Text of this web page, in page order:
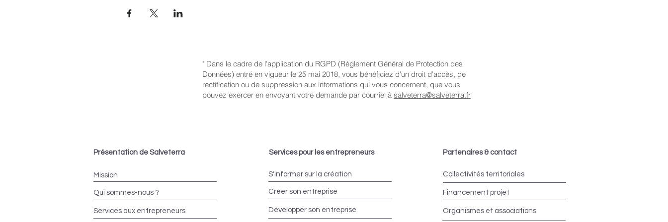
" Dans le cadre de l'application du RGPD (Règlement Général de Protection des
Données) entré en vigueur le 25 mai 2018, vous bénéficiez d'un droit d'accès, de
rectification ou de suppression aux informations qui vous concernent, que vous
pouvez exercer en envoyant votre demande par courriel à salveterra@salveterra.fr
Présentation de Salveterra
Mission
Qui sommes-nous ?
Services aux entrepreneurs
Services pour les entrepreneurs
S'informer sur la création
Créer son entreprise
Développer son entreprise
Partenaires & contact
Collectivités territoriales
Financement projet
Organismes et associations